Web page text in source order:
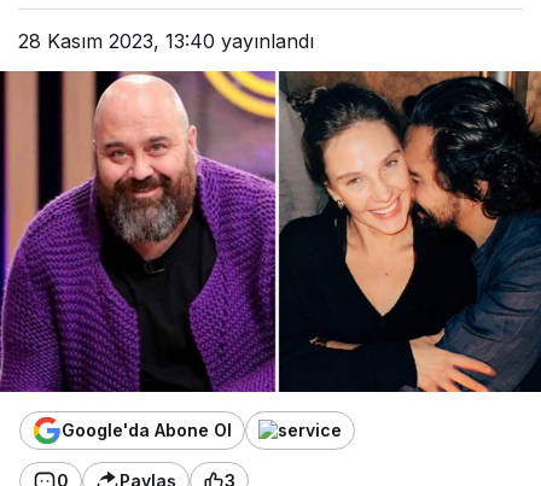
28 Kasım 2023, 13:40 yayınlandı
Google'da Abone Ol
0 Paylaş 3